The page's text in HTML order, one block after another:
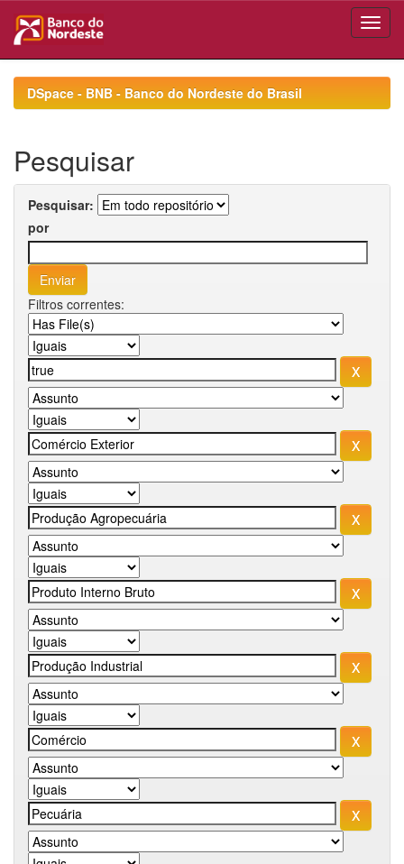
navigationDSpace - BNB - Banco do Nordeste do Brasil
Pesquisar
Pesquisar:
por
Filtros correntes: